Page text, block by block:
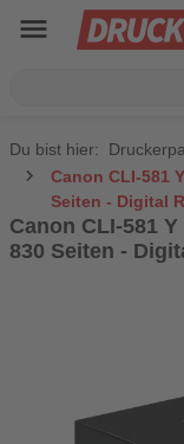
menu
Du bist hier:
Canon CLI-581
Seiten - Digital
Canon CLI-581
830 Seiten -